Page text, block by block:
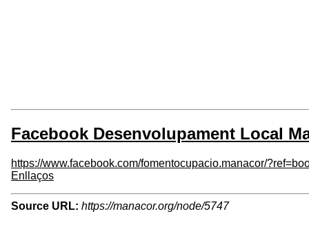
Facebook Desenvolupament Local
https://www.facebook.com/fomentocupacio.manacor/
Enllaços
Source URL: https://manacor.org/node/5747